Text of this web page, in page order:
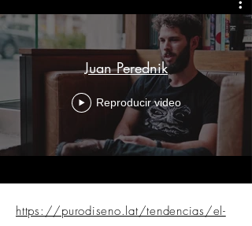
Juan Perednik
Reproducir video
https://purodiseno.lat/tendencias/el-